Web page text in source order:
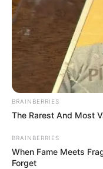
BRAINBERRIES
The Rarest And Most
BRAINBERRIES
When Fame Meets
Forget